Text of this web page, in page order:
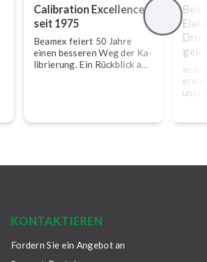
Calibration Excellence
seit 1975
Beamex feiert 50 Jahre
einen besseren Weg der Ka­
li­brie­rung. Ein Rückblick auf
In
KONTAKTIEREN
Fordern Sie ein Angebot an